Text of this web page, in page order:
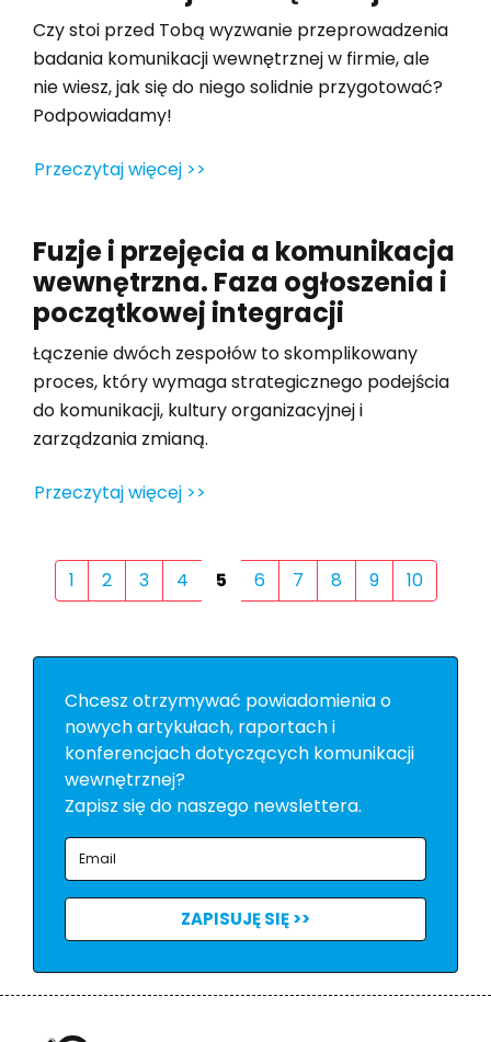
Czy stoi przed Tobą wyzwanie przeprowadzenia
badania komunikacji wewnętrznej w firmie, ale
nie wiesz, jak się do niego solidnie przygotować?
Podpowiadamy!
Przeczytaj więcej >>
Fuzje i przejęcia a komunikacja
wewnętrzna. Faza ogłoszenia i
początkowej integracji
Łączenie dwóch zespołów to skomplikowany
proces, który wymaga strategicznego podejścia
do komunikacji, kultury organizacyjnej i
zarządzania zmianą.
Przeczytaj więcej >>
1 2 3 4 5 6 7 8 9 10
Chcesz otrzymywać powiadomienia o
nowych artykułach, raportach i
konferencjach dotyczących komunikacji
wewnętrznej?
Zapisz się do naszego newslettera.
ZAPISUJĘ SIĘ >>